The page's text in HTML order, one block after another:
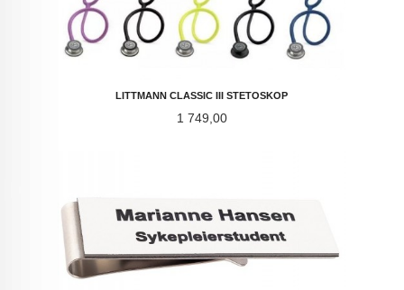
LITTMANN CLASSIC III STETOSKOP
Pris
1 749,00